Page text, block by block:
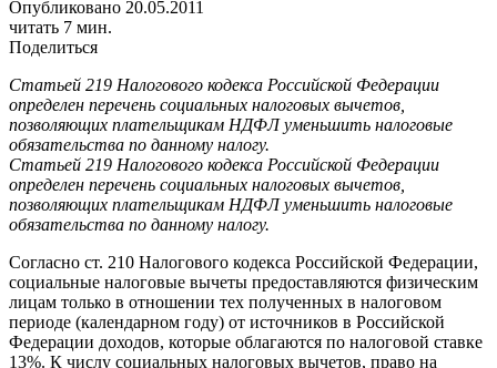
Опубликовано 20.05.2011
читать 7 мин.
Поделиться
Статьей 219 Налогового кодекса Российской Федерации
определен перечень социальных налоговых вычетов,
позволяющих плательщикам НДФЛ уменьшить налоговые
обязательства по данному налогу.
Статьей 219 Налогового кодекса Российской Федерации
определен перечень социальных налоговых вычетов,
позволяющих плательщикам НДФЛ уменьшить налоговые
обязательства по данному налогу.
Согласно ст. 210 Налогового кодекса Российской Федерации,
социальные налоговые вычеты предоставляются физическим
лицам только в отношении тех полученных в налоговом
периоде (календарном году) от источников в Российской
Федерации доходов, которые облагаются по налоговой ставке
13%. К числу социальных налоговых вычетов, право на